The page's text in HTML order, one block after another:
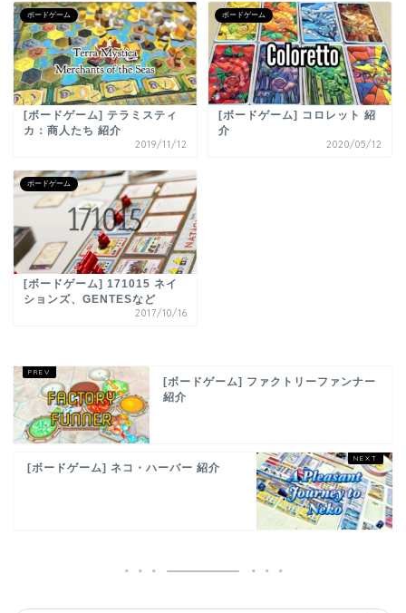
ボードゲーム
[ボードゲーム] テラミスティ
カ：商人たち 紹介
2019/11/12
ボードゲーム
[ボードゲーム] コロレット 紹
介
2020/05/12
ボードゲーム
[ボードゲーム] 171015 ネイ
ションズ、GENTESなど
2017/10/16
[ボードゲーム] ファクトリーファンナー
紹介
[ボードゲーム] ネコ・ハーバー 紹介